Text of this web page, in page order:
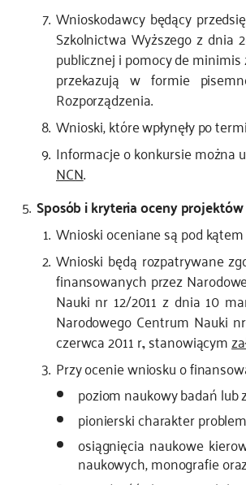
Wnioskodawcy będący
Szkolnictwa Wyższego z dnia
publicznej i pomocy de minimis
przekazują w formie
Rozporządzenia.
Wnioski, które wpłynęły po
Informacje o konkursie można
NCN.
Sposób i kryteria oceny
Wnioski oceniane są pod
Wnioski będą rozpatrywane
finansowanych przez
Nauki nr 12/2011 z dnia 10
Narodowego Centrum Nauki
czerwca 2011 r., stanowiącym
Przy ocenie wniosku o
poziom naukowy badań
pionierski charakter
osiągnięcia naukowe
naukowych, monografie